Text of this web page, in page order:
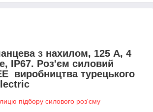
з нахилом, 125 А, 4
IP67. Роз'єм силовий
виробництва турецького
підбору силового роз'єму